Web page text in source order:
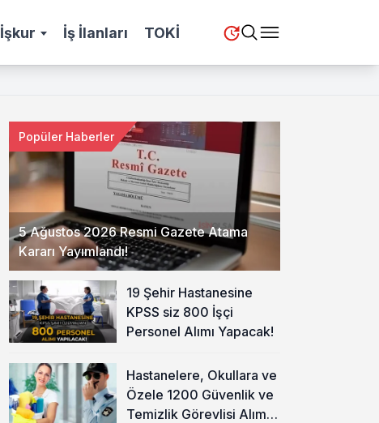
İşkur İş İlanları TOKİ
5 Ağustos 2026 Resmi Gazete Atama
Kararı Yayımlandı!
Popüler Haberler
19 Şehir Hastanesine
KPSS siz 800 İşçi
Personel Alımı Yapacak!
Hastanelere, Okullara ve
Özele 1200 Güvenlik ve
Temizlik Görevlisi Alımı